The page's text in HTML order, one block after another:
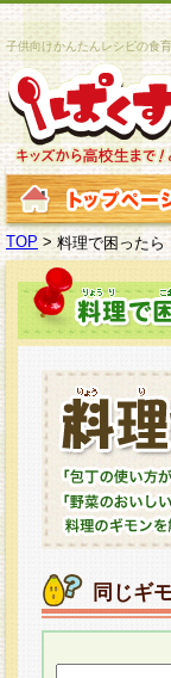
子供向けかんたんレシピの食
TOP >料理で困ったら
同じギ